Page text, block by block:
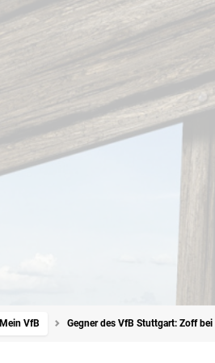
Mein VfB Gegner des VfB Stuttgart: Zoff